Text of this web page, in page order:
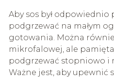
Aby sos był odpowiednio
podgrzewać na małym
gotowania. Można
mikrofalowej, ale
podgrzewać stopniowo i
Ważne jest, aby upewnić